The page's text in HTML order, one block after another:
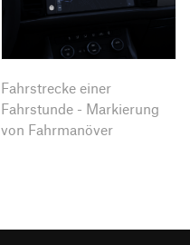
Fahrstrecke einer
Fahrstunde - Markierung
von Fahrmanöver